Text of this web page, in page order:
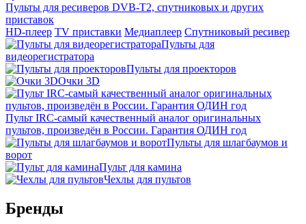
Пульты для ресиверов DVB-T2, спутниковых и других
приставок
HD-плеер TV приставки Медиаплеер Спутниковый ресивер
Пульты для
видеорегистратора
Пульты для проекторов
Очки 3D
Пульт IRC-самый качественный аналог оригинальных
пультов, произведён в России. Гарантия ОДИН год
Пульты для шлагбаумов и
ворот
Пульт для камина
Чехлы для пультов
Бренды